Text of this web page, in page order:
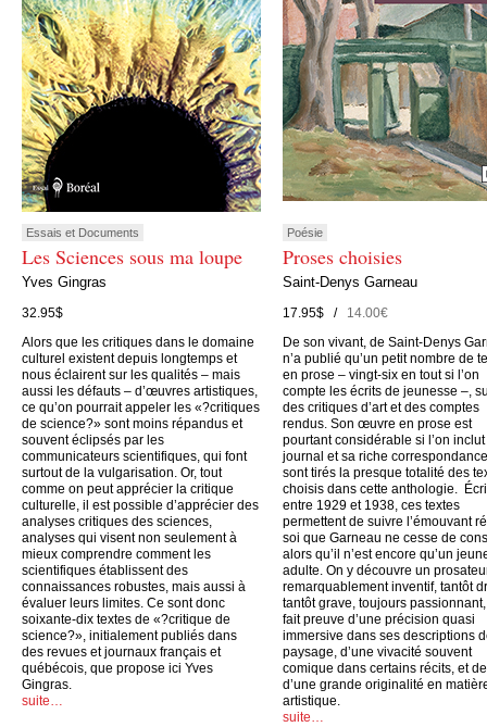
Essais et Documents
Les Sciences sous ma loupe
Yves Gingras
32.95$
Alors que les critiques dans le domaine
culturel existent depuis longtemps et
nous éclairent sur les qualités – mais
aussi les défauts – d’œuvres artistiques,
ce qu’on pourrait appeler les «?critiques
de science?» sont moins répandus et
souvent éclipsés par les
communicateurs scientifiques, qui font
surtout de la vulgarisation. Or, tout
comme on peut apprécier la critique
culturelle, il est possible d’apprécier des
analyses critiques des sciences,
analyses qui visent non seulement à
mieux comprendre comment les
scientifiques établissent des
connaissances robustes, mais aussi à
évaluer leurs limites. Ce sont donc
soixante-dix textes de «?critique de
science?», initialement publiés dans
des revues et journaux français et
québécois, que propose ici Yves
Gingras.
suite…
Poésie
Proses choisies
Saint-Denys Garneau
17.95$ /14.00€
De son vivant, de Saint-Denys
n’a publié qu’un petit nombre de
en prose – vingt-six en tout si l’on
compte les écrits de jeunesse –,
des critiques d’art et des comptes
rendus. Son œuvre en prose est
pourtant considérable si l’on
journal et sa riche
sont tirés la presque totalité des
choisis dans cette anthologie.
entre 1929 et 1938, ces textes
permettent de suivre l’émouvant
soi que Garneau ne cesse de
alors qu’il n’est encore qu’un
adulte. On y découvre un
remarquablement inventif, tantôt
tantôt grave, toujours
fait preuve d’une précision quasi
immersive dans ses descriptions
paysage, d’une vivacité souvent
comique dans certains récits, et
d’une grande originalité en
artistique.
suite…